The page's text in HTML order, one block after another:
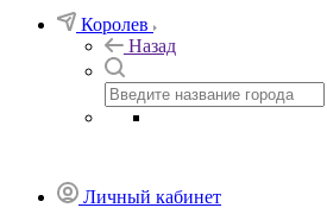
Королев
Назад
Личный кабинет